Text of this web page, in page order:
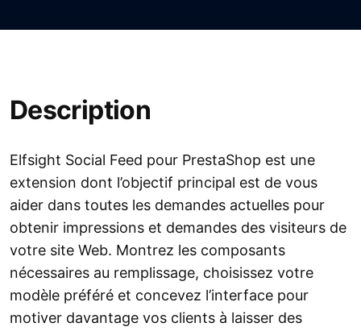
Description
Elfsight Social Feed pour PrestaShop est une
extension dont l’objectif principal est de vous
aider dans toutes les demandes actuelles pour
obtenir impressions et demandes des visiteurs de
votre site Web. Montrez les composants
nécessaires au remplissage, choisissez votre
modèle préféré et concevez l’interface pour
motiver davantage vos clients à laisser des